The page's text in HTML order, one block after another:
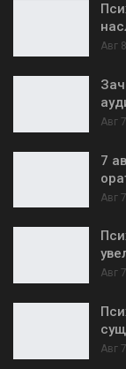
Авг
Авг
7
Авг
Авг
Авг